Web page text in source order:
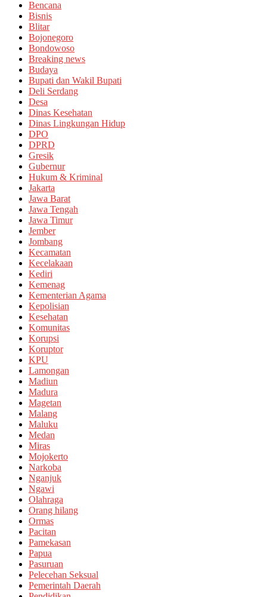
Bencana
Bisnis
Blitar
Bojonegoro
Bondowoso
Breaking news
Budaya
Bupati dan Wakil Bupati
Deli Serdang
Desa
Dinas Kesehatan
Dinas Lingkungan Hidup
DPO
DPRD
Gresik
Gubernur
Hukum & Kriminal
Jakarta
Jawa Barat
Jawa Tengah
Jawa Timur
Jember
Jombang
Kecamatan
Kecelakaan
Kediri
Kemenag
Kementerian Agama
Kepolisian
Kesehatan
Komunitas
Korupsi
Koruptor
KPU
Lamongan
Madiun
Madura
Magetan
Malang
Maluku
Medan
Miras
Mojokerto
Narkoba
Nganjuk
Ngawi
Olahraga
Orang hilang
Ormas
Pacitan
Pamekasan
Papua
Pasuruan
Pelecehan Seksual
Pemerintah Daerah